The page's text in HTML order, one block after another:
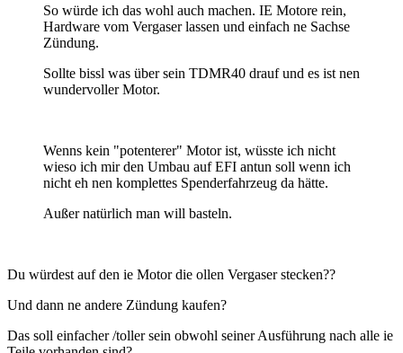
So würde ich das wohl auch machen. IE Motore rein,
Hardware vom Vergaser lassen und einfach ne Sachse
Zündung.
Sollte bissl was über sein TDMR40 drauf und es ist nen
wundervoller Motor.
Wenns kein "potenterer" Motor ist, wüsste ich nicht
wieso ich mir den Umbau auf EFI antun soll wenn ich
nicht eh nen komplettes Spenderfahrzeug da hätte.
Außer natürlich man will basteln.
Du würdest auf den ie Motor die ollen Vergaser stecken??
Und dann ne andere Zündung kaufen?
Das soll einfacher /toller sein obwohl seiner Ausführung nach alle ie